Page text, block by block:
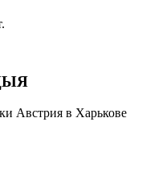
Австрия в Харькове